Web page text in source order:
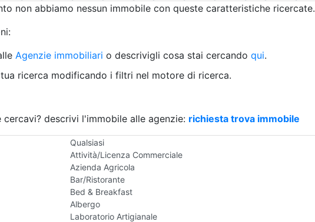
Casa Semi-indipendente
Rustico/Casale
Camera d'Albergo
Box/Garage
Qualsiasi
Attività/Licenza Commerciale
Azienda Agricola
Bar/Ristorante
Bed & Breakfast
Albergo
Laboratorio Artigianale
non abbiamo nessun immobile con queste caratteristiche ricercate.
Agenzie immobiliari o descrivigli cosa stai cercando qui.
ricerca modificando i filtri nel motore di ricerca.
cercavi? descrivi l'immobile alle agenzie: richiesta trova immobile